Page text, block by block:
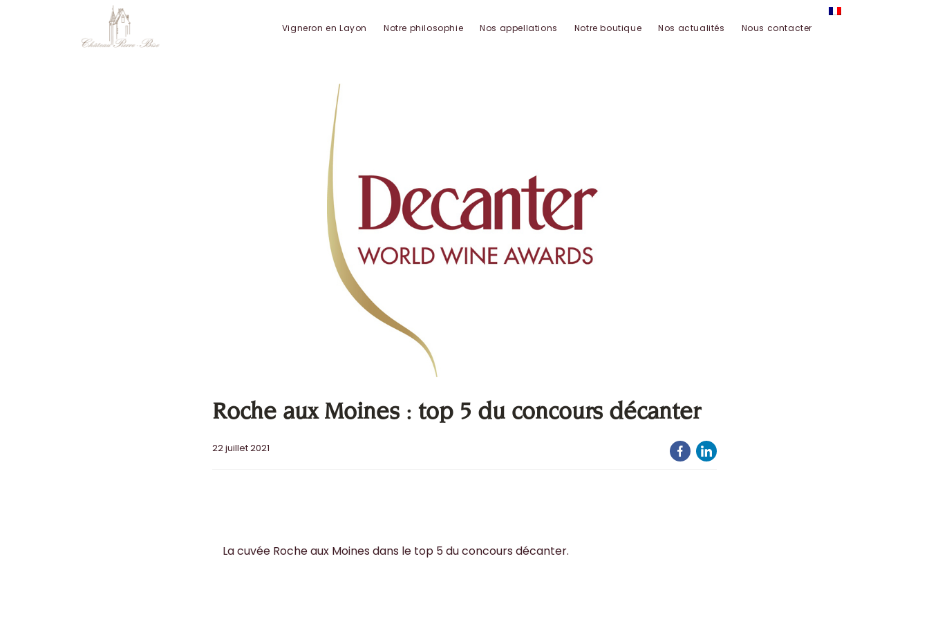
Vigneron en Layon Notre philosophie Nos appellations Notre boutique Nos actualités Nous contacter
Roche aux Moines : top 5 du concours décanter
22 juillet 2021
La cuvée Roche aux Moines dans le top 5 du concours décanter.
Panneau de gestion des cookies